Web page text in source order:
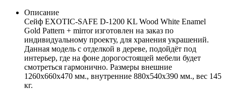
Описание
Сейф EXOTIC-SAFE D-1200 KL Wood White Enamel
Gold Pattern + mirror изготовлен на заказ по
индивидуальному проекту, для хранения украшений.
Данная модель с отделкой в дереве, подойдёт под
интерьер, где на фоне дорогостоящей мебели будет
смотреться гармонично. Размеры внешние
1260x660x470 мм., внутренние 880x540x390 мм., вес 145
кг.